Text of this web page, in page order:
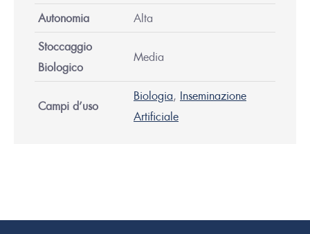
Autonomia
Alta
Stoccaggio
Biologico
Media
Campi d’uso
Biologia, Inseminazione
Artificiale